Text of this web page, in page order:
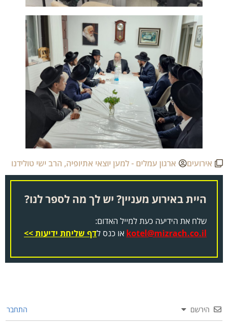
אירועים ארגון עמלים - למען יוצאי אתיופיה,הרב ישי טולידנו
היית באירוע מעניין? יש לך מה לספר לנו?
שלח את הידיעה כעת למייל האדום:
kotel@mizrach.co.ilאו כנס לדף שליחת ידיעות >>
הירשם התחבר